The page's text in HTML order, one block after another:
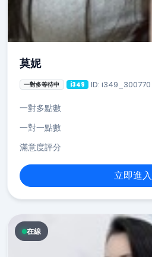
莫妮
一對多等待中 i349 ID: i349_300770
一對多點數
一對一點數
滿意度評分
立即進入
在線